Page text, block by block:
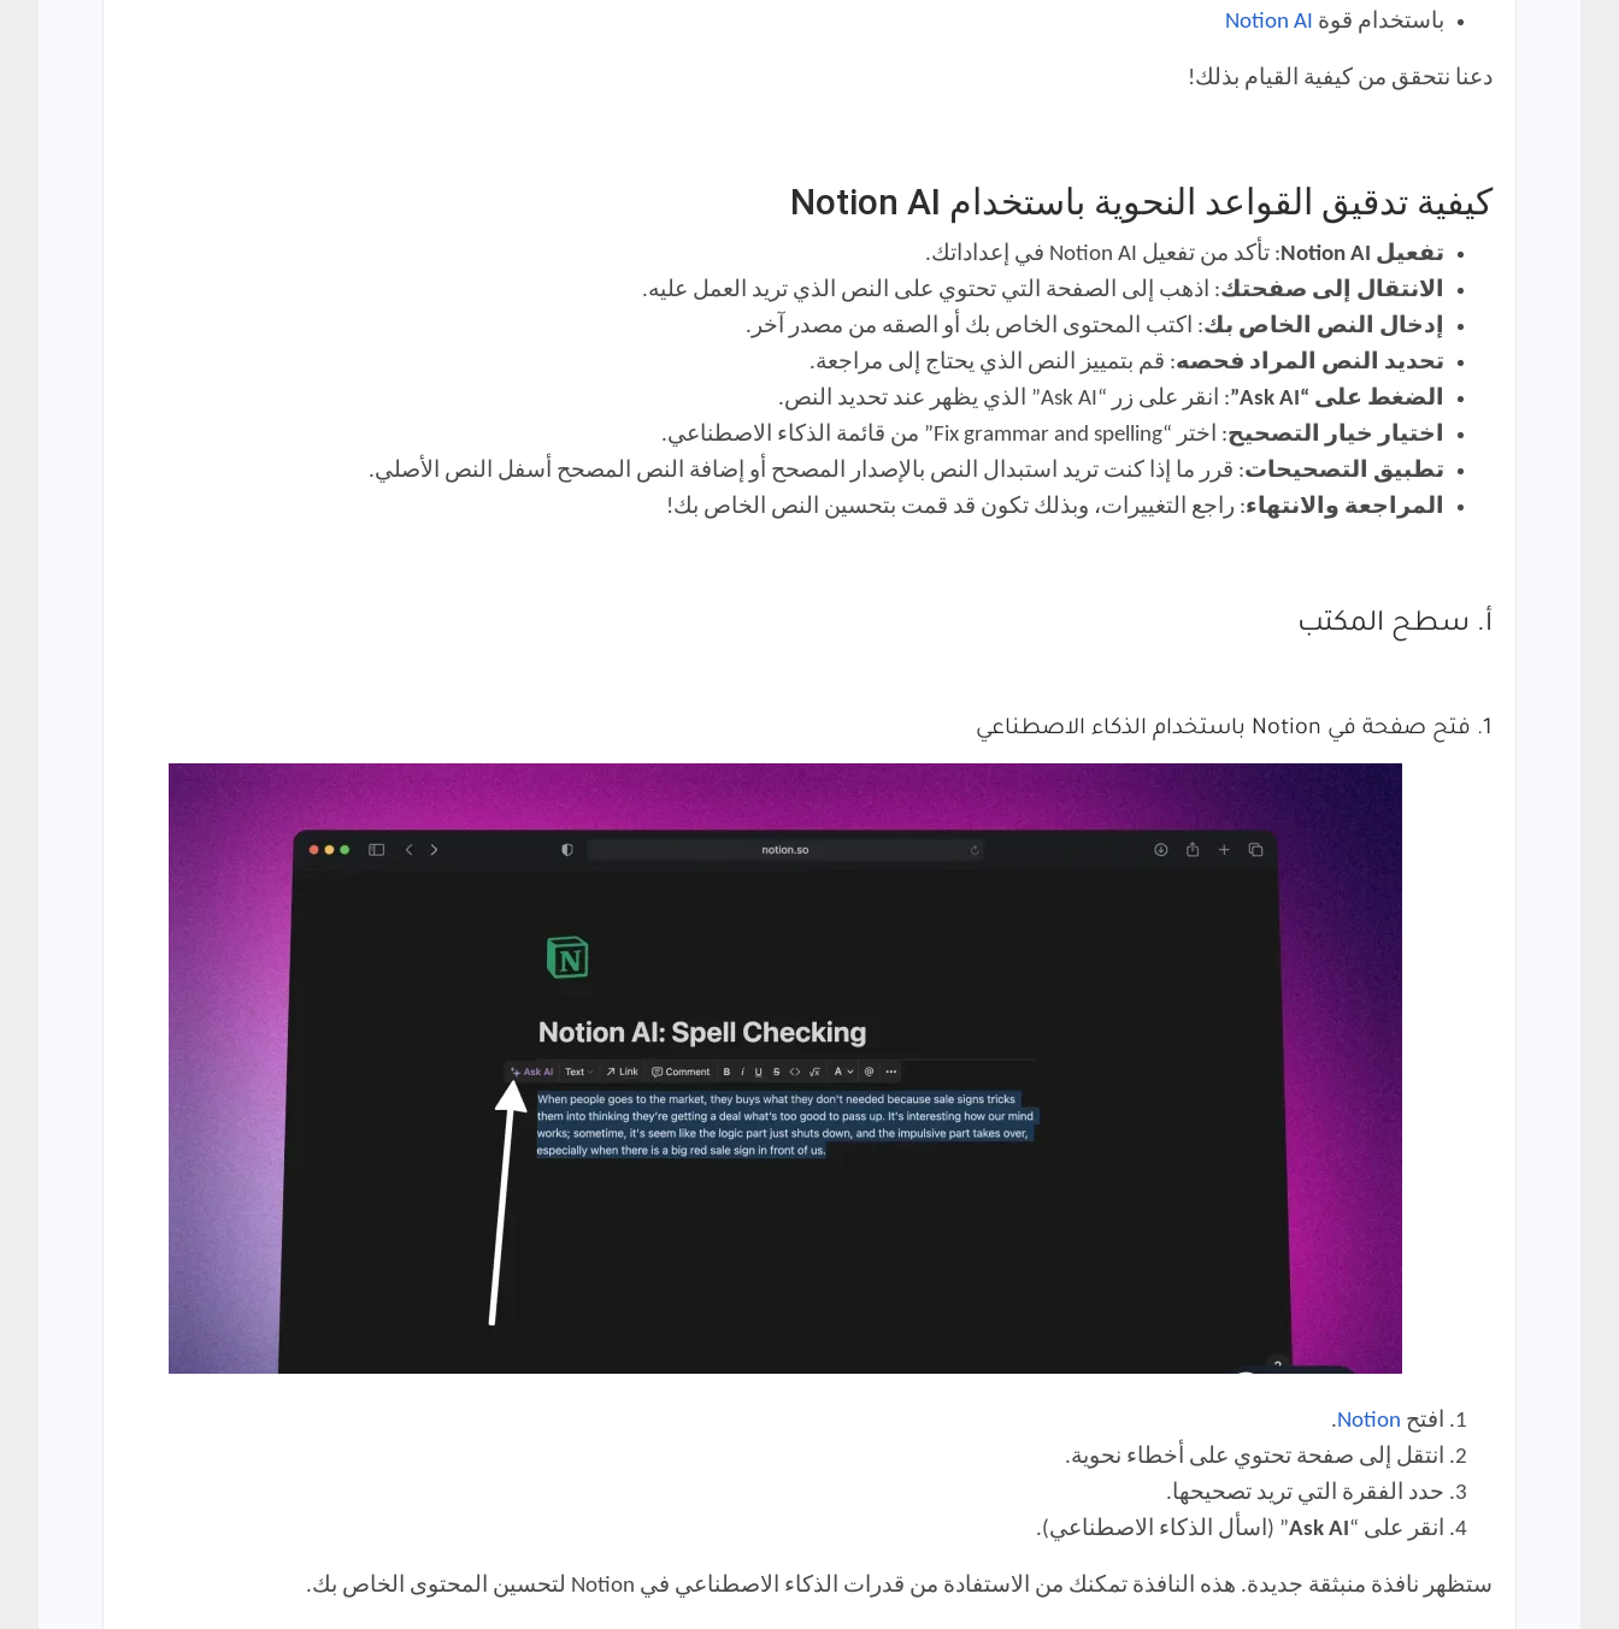
باستخدام قوة Notion AI
دعنا نتحقق من كيفية القيام بذلك!
كيفية تدقيق القواعد النحوية باستخدام Notion AI
تفعيل Notion AI
: تأكد من تفعيل Notion AI في إعداداتك.
الانتقال إلى صفحتك: اذهب إلى الصفحة التي تحتوي على النص الذي تريد العمل عليه.
إدخال النص الخاص بك: اكتب المحتوى الخاص بك أو الصقه من مصدر آخر.
تحديد النص المراد فحصه: قم بتمييز النص الذي يحتاج إلى مراجعة.
الضغط على “Ask AI”
: انقر على زر “Ask AI” الذي يظهر عند تحديد النص.
اختيار خيار التصحيح: اختر “Fix grammar and spelling” من قائمة الذكاء الاصطناعي.
تطبيق التصحيحات: قرر ما إذا كنت تريد استبدال النص بالإصدار المصحح أو إضافة النص المصحح أسفل النص الأصلي.
المراجعة والانتهاء: راجع التغييرات، وبذلك تكون قد قمت بتحسين النص الخاص بك!
أ. سطح المكتب
1. فتح صفحة في Notion باستخدام الذكاء الاصطناعي
افتح Notion
.
انتقل إلى صفحة تحتوي على أخطاء نحوية.
حدد الفقرة التي تريد تصحيحها.
انقر على “Ask AI” (اسأل الذكاء الاصطناعي).
ستظهر نافذة منبثقة جديدة. هذه النافذة تمكنك من الاستفادة من قدرات الذكاء الاصطناعي في Notion لتحسين المحتوى الخاص بك.